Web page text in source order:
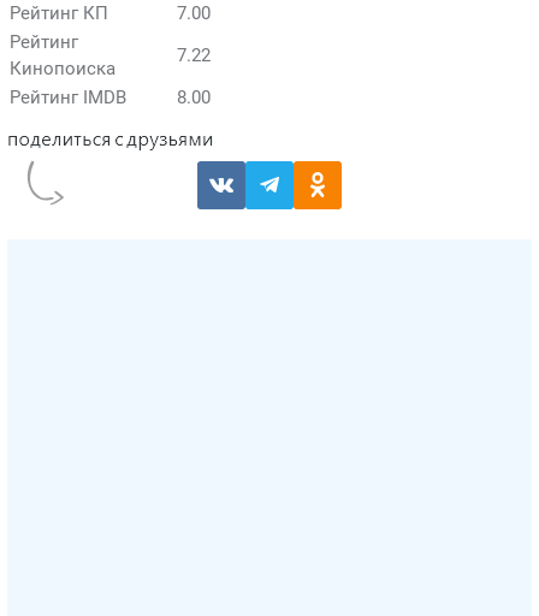
Рейтинг КП
7.00
Рейтинг
Кинопоиска
7.22
Рейтинг IMDB
8.00